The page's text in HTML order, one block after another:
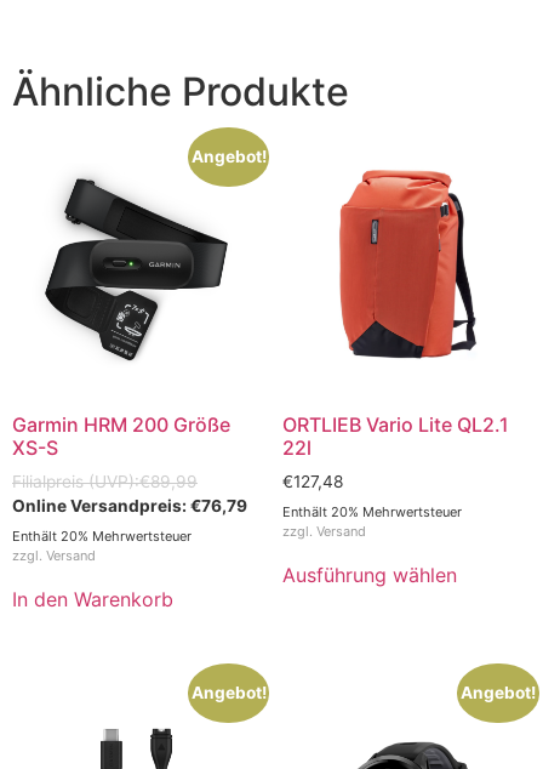
Ähnliche Produkte
Angebot!
Garmin HRM 200 Größe
XS-S
€89,99
€76,79
Enthält 20% Mehrwertsteuer
zzgl. Versand
In den Warenkorb
ORTLIEB Vario Lite QL2.1
22l
€127,48
Enthält 20% Mehrwertsteuer
zzgl. Versand
Ausführung wählen
Angebot! Angebot!